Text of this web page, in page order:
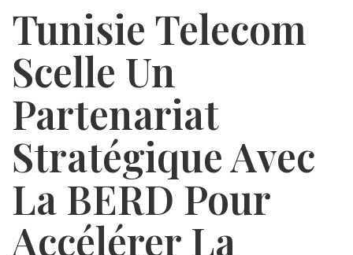
Tunisie Telecom
Scelle Un
Partenariat
Stratégique Avec
La BERD Pour
Accélérer La